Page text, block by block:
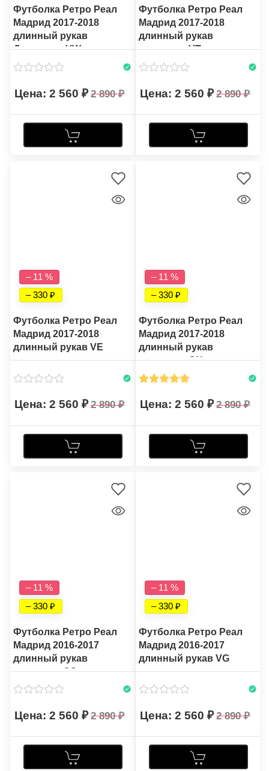
Футболка Ретро Реал
Мадрид 2017-2018
длинный рукав
Домашняя VW
2 560 2 890
Футболка Ретро Реал
Мадрид 2017-2018
длинный рукав
выездная VT
2 560 2 890
– 11 %
– 330
Футболка Ретро Реал
Мадрид 2017-2018
длинный рукав VE
2 560 2 890
– 11 %
– 330
Футболка Ретро Реал
Мадрид 2017-2018
длинный рукав
выездная CH
2 560 2 890
– 11 %
– 330
Футболка Ретро Реал
Мадрид 2016-2017
длинный рукав
выездная CS
2 560 2 890
– 11 %
– 330
Футболка Ретро Реал
Мадрид 2016-2017
длинный рукав VG
2 560 2 890